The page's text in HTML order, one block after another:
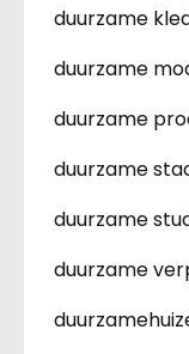
duurzame
duurzame
duurzame
duurzame
duurzame
duurzame